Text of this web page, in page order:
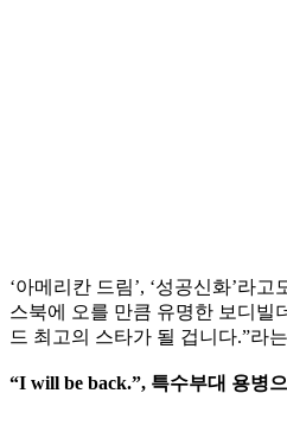
‘아메리칸 드림’, ‘성공신화’라
스북에 오를 만큼 유명한 보디빌
드 최고의 스타가 될 겁니다.”라
“I will be back.”, 특수부대 용병